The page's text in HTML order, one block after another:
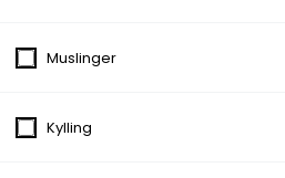
Med tomat, ost og skinke
Muslinger
Kylling